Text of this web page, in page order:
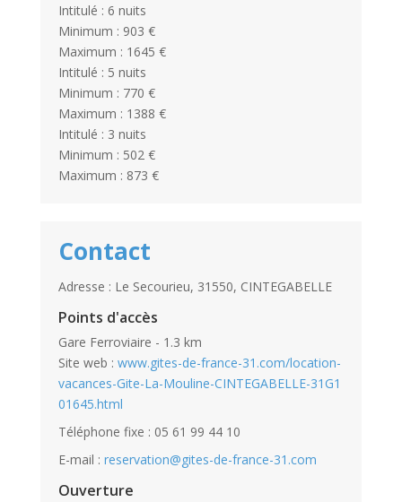
Intitulé : 6 nuits
Minimum : 903 €
Maximum : 1645 €
Intitulé : 5 nuits
Minimum : 770 €
Maximum : 1388 €
Intitulé : 3 nuits
Minimum : 502 €
Maximum : 873 €
Contact
Adresse : Le Secourieu, 31550, CINTEGABELLE
Points d'accès
Gare Ferroviaire - 1.3 km
Site web : www.gites-de-france-31.com/location-
vacances-Gite-La-Mouline-CINTEGABELLE-31G1
01645.html
Téléphone fixe : 05 61 99 44 10
E-mail : reservation@gites-de-france-31.com
Ouverture